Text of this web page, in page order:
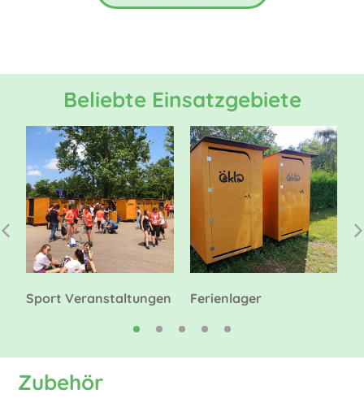
Beliebte Einsatzgebiete
Sport Veranstaltungen Ferienlager
Zubehör